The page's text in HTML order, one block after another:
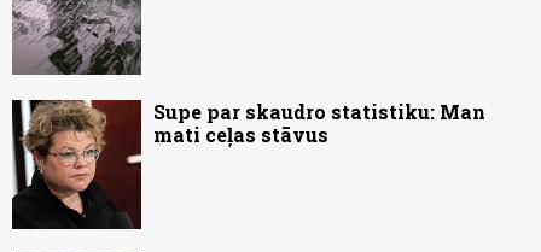
Supe par skaudro statistiku: Man
mati ceļas stāvus